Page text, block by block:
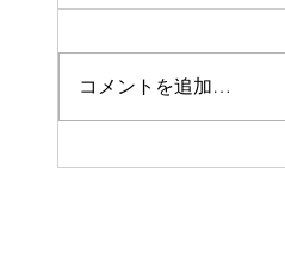
季節・温度・服装
コメントを追加…